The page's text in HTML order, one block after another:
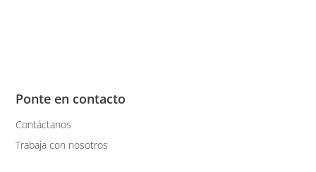
Ponte en contacto
Contáctanos
Trabaja con nosotros